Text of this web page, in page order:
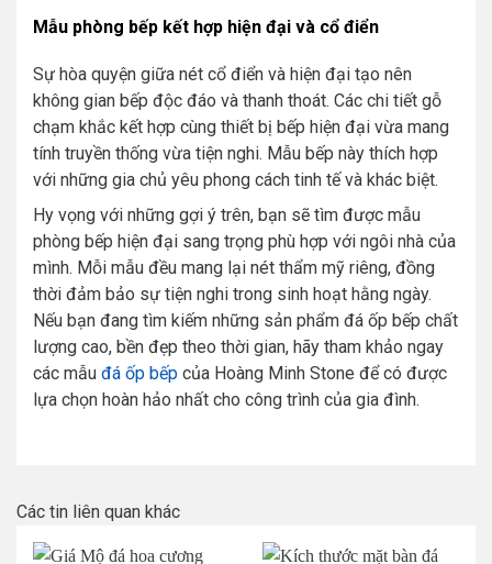
Mẫu phòng bếp kết hợp hiện đại và cổ điển
Sự hòa quyện giữa nét cổ điển và hiện đại tạo nên
không gian bếp độc đáo và thanh thoát. Các chi tiết gỗ
chạm khắc kết hợp cùng thiết bị bếp hiện đại vừa mang
tính truyền thống vừa tiện nghi. Mẫu bếp này thích hợp
với những gia chủ yêu phong cách tinh tế và khác biệt.
Hy vọng với những gợi ý trên, bạn sẽ tìm được mẫu
phòng bếp hiện đại sang trọng phù hợp với ngôi nhà của
mình. Mỗi mẫu đều mang lại nét thẩm mỹ riêng, đồng
thời đảm bảo sự tiện nghi trong sinh hoạt hằng ngày.
Nếu bạn đang tìm kiếm những sản phẩm đá ốp bếp chất
lượng cao, bền đẹp theo thời gian, hãy tham khảo ngay
các mẫu đá ốp bếp của Hoàng Minh Stone để có được
lựa chọn hoàn hảo nhất cho công trình của gia đình.
Các tin liên quan khác